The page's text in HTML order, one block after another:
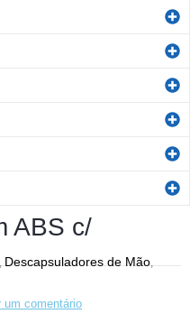
ABS c/
,Descapsuladores de Mão,
um comentário